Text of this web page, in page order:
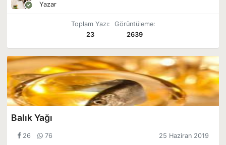
Yazar
Toplam Yazı:
23
Görüntüleme:
2639
Balık Yağı
26 76 25 Haziran 2019